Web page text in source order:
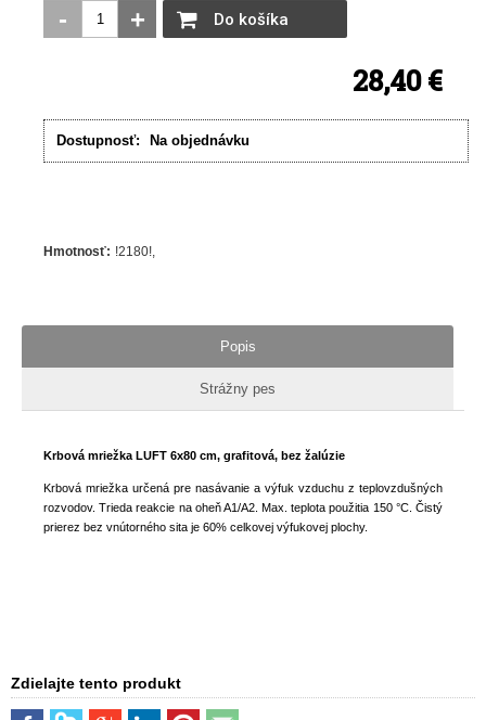
- + Do košíka
28,40 €
Dostupnosť: Na objednávku
Hmotnosť: !2180!
Popis
Strážny pes
Krbová mriežka LUFT 6x80 cm, grafitová, bez žalúzie
Krbová mriežka určená pre nasávanie a výfuk vzduchu z teplovzdušných
rozvodov. Trieda reakcie na oheň A1/A2. Max. teplota použitia 150 °C. Čistý
prierez bez vnútorného sita je 60% celkovej výfukovej plochy.
Zdielajte tento produkt